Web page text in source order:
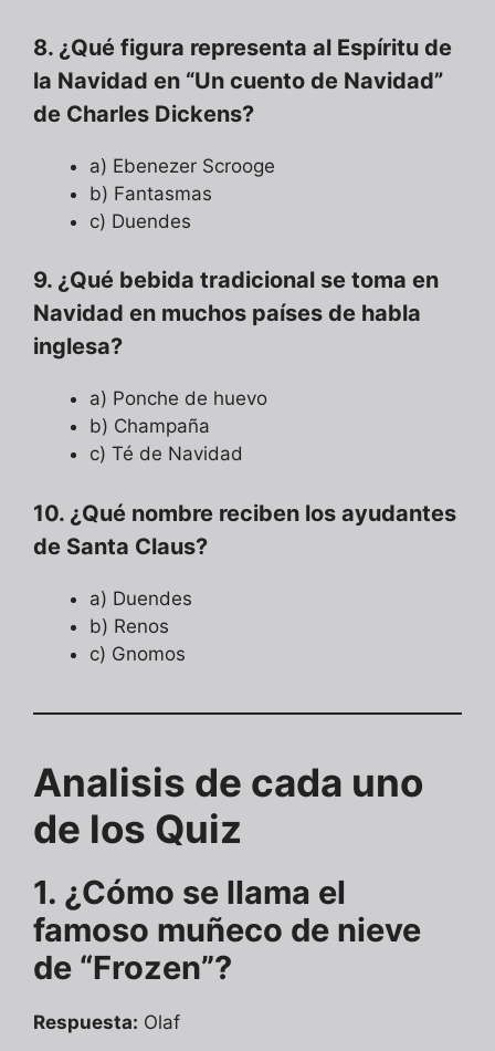
8. ¿Qué figura representa al Espíritu de
la Navidad en “Un cuento de Navidad”
de Charles Dickens?
a) Ebenezer Scrooge
b) Fantasmas
c) Duendes
9. ¿Qué bebida tradicional se toma en
Navidad en muchos países de habla
inglesa?
a) Ponche de huevo
b) Champaña
c) Té de Navidad
10. ¿Qué nombre reciben los ayudantes
de Santa Claus?
a) Duendes
b) Renos
c) Gnomos
Analisis de cada uno
de los Quiz
1. ¿Cómo se llama el
famoso muñeco de nieve
de “Frozen”?
Respuesta: Olaf